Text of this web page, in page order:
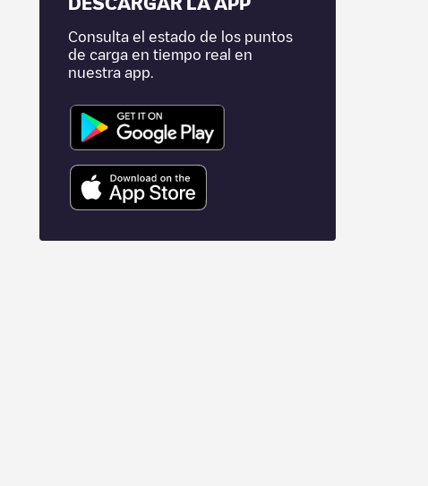
Consulta el estado de los puntos
de carga en tiempo real en
nuestra app.